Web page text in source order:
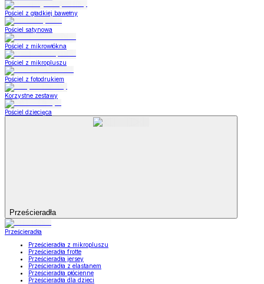
Pościel z gładkiej bawełny
Pościel satynowa
Pościel z mikrowłókna
Pościel z mikropluszu
Pościel z fotodrukiem
Korzystne zestawy
Pościel dziecięca
Prześcieradła
Prześcieradła
Prześcieradła z mikropluszu
Prześcieradła frotte
Prześcieradła jersey
Prześcieradła z elastanem
Prześcieradła płócienne
Prześcieradła dla dzieci